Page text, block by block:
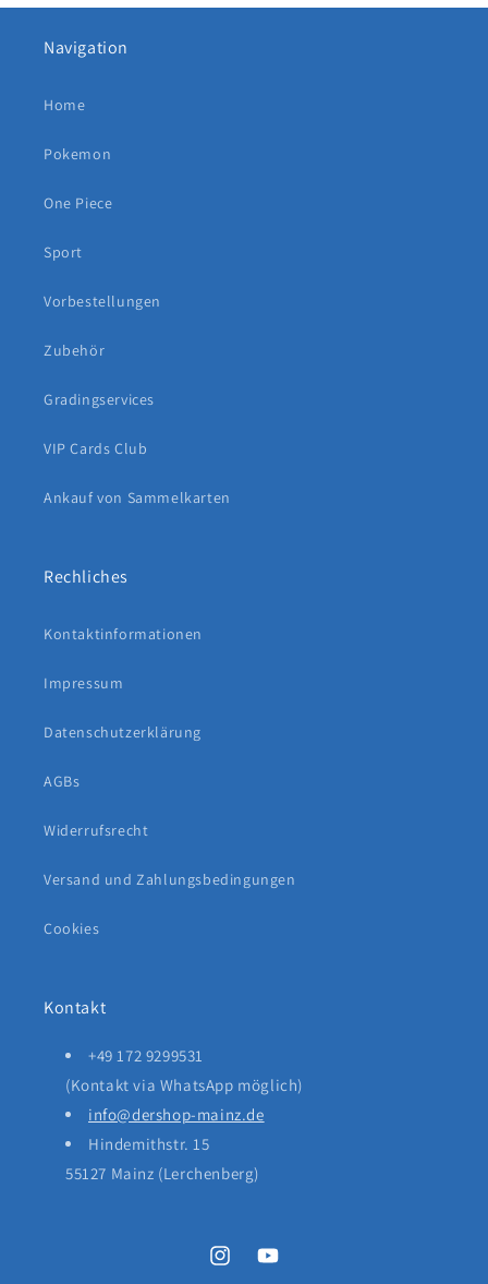
Navigation
Home
Pokemon
One Piece
Sport
Vorbestellungen
Zubehör
Gradingservices
VIP Cards Club
Ankauf von Sammelkarten
Rechliches
Kontaktinformationen
Impressum
Datenschutzerklärung
AGBs
Widerrufsrecht
Versand und Zahlungsbedingungen
Cookies
Kontakt
+49 172 9299531
(Kontakt via WhatsApp möglich)
info@dershop-mainz.de
Hindemithstr. 15
55127 Mainz (Lerchenberg)
InstagramYouTube